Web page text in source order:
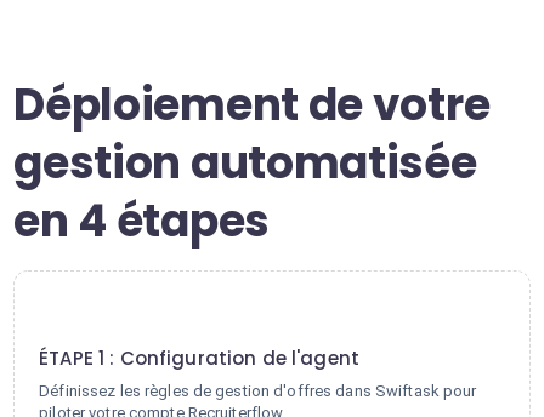
Déploiement de votre
gestion automatisée
en 4 étapes
ÉTAPE 1 : Configuration de l'agent
Définissez les règles de gestion d'offres dans Swiftask pour
piloter votre compte Recruiterflow.